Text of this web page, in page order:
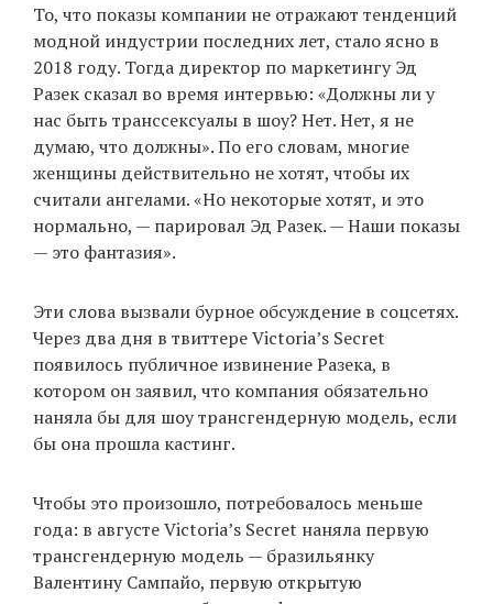
То, что показы компании не отражают тенденций
модной индустрии последних лет, стало ясно в
2018 году. Тогда директор по маркетингу Эд
Разек сказал во время интервью: «Должны ли у
нас быть транссексуалы в шоу? Нет. Нет, я не
думаю, что должны». По его словам, многие
женщины действительно не хотят, чтобы их
считали ангелами. «Но некоторые хотят, и это
нормально, — парировал Эд Разек. — Наши показы
— это фантазия».
Эти слова вызвали бурное обсуждение в соцсетях.
Через два дня в твиттере Victoria’s Secret
появилось публичное извинение Разека, в
котором он заявил, что компания обязательно
наняла бы для шоу трансгендерную модель, если
бы она прошла кастинг.
Чтобы это произошло, потребовалось меньше
года: в августе Victoria’s Secret наняла первую
трансгендерную модель — бразильянку
Валентину Сампайо, первую открытую